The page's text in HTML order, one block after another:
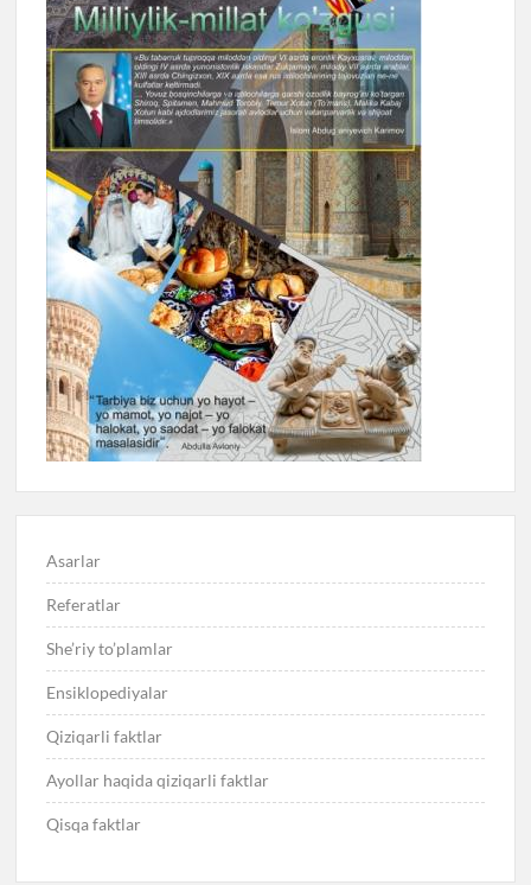
Asarlar
Referatlar
She’riy to’plamlar
Ensiklopediyalar
Qiziqarli faktlar
Ayollar haqida qiziqarli faktlar
Qisqa faktlar